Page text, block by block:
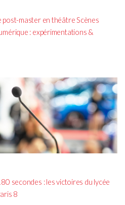
post-master en théâtre Scènes
: expérimentations &
secondes : les victoires du lycée
8